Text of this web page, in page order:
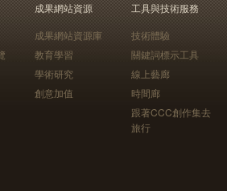
成果網站資源
成果網站資源庫
教育學習
學術研究
創意加值
工具與技術服務
技術體驗
關鍵詞標示工具
線上藝廊
時間廊
跟著CCC創作集去
旅行